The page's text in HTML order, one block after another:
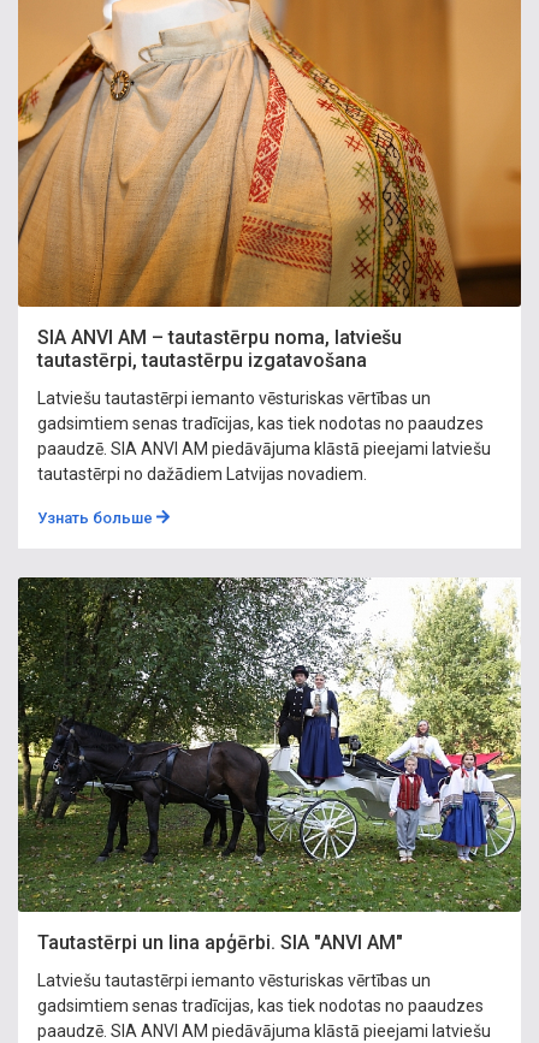
SIA ANVI AM – tautastērpu noma, latviešu
tautastērpi, tautastērpu izgatavošana
Latviešu tautastērpi iemanto vēsturiskas vērtības un
gadsimtiem senas tradīcijas, kas tiek nodotas no paaudzes
paaudzē. SIA ANVI AM piedāvājuma klāstā pieejami latviešu
tautastērpi no dažādiem Latvijas novadiem.
Узнать больше
Tautastērpi un lina apģērbi. SIA "ANVI AM"
Latviešu tautastērpi iemanto vēsturiskas vērtības un
gadsimtiem senas tradīcijas, kas tiek nodotas no paaudzes
paaudzē. SIA ANVI AM piedāvājuma klāstā pieejami latviešu